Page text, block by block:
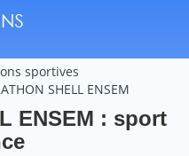
sportives
SHELL ENSEM
ENSEM : sport